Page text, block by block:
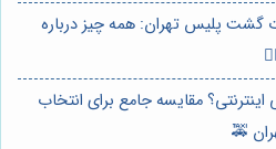
گشت پلیس تهران: همه چیز درباره
مقایسه جامع برای انتخاب
🚕